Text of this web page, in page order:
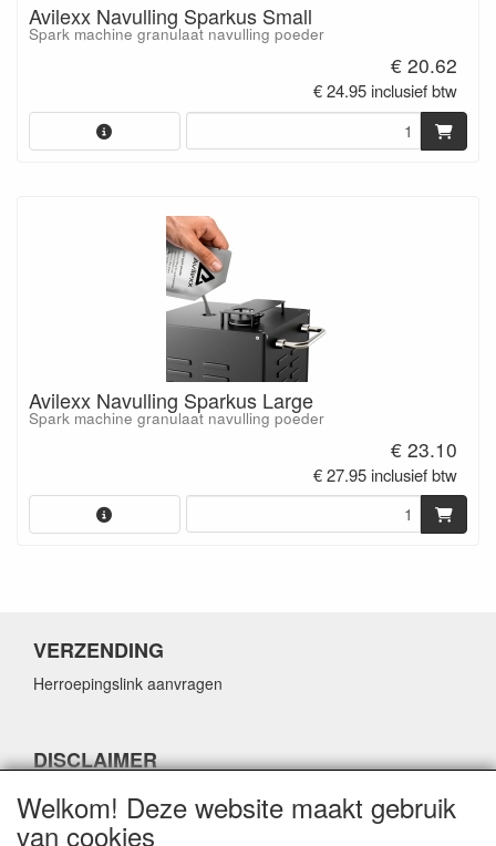
Avilexx Navulling Sparkus Small
Spark machine granulaat navulling poeder
€ 20.62
€ 24.95 inclusief btw
Avilexx Navulling Sparkus Large
Spark machine granulaat navulling poeder
€ 23.10
€ 27.95 inclusief btw
VERZENDING
Herroepingslink aanvragen
DISCLAIMER
Herroepingslink aanvragen
Welkom! Deze website maakt gebruik
van cookies